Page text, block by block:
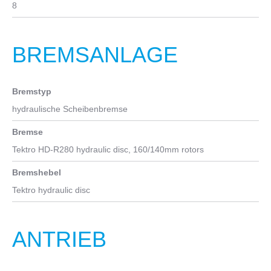
8
BREMSANLAGE
Bremstyp
hydraulische Scheibenbremse
Bremse
Tektro HD-R280 hydraulic disc, 160/140mm rotors
Bremshebel
Tektro hydraulic disc
ANTRIEB